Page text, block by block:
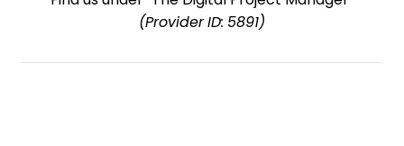
(Provider ID: 5891)